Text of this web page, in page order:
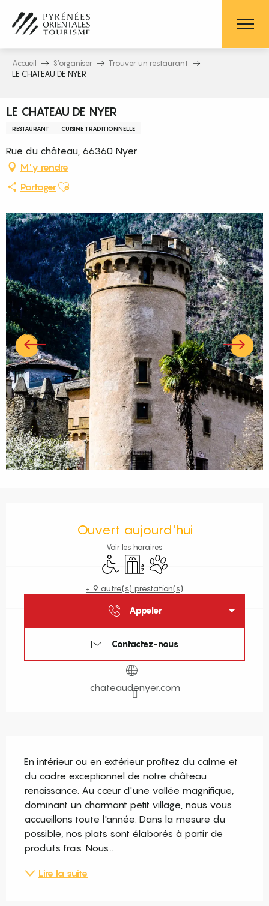
contenu
principal
Accueil S’organiser
Trouver un restaurant
LE CHATEAU DE NYER
LE CHATEAU DE NYER
RESTAURANT CUISINE TRADITIONNELLE
Rue du château, 66360 Nyer
M'y rendre
PartagerAjouter aux favoris
Ouvert aujourd'hui
Voir les horaires
Accès handicapés
AscenseurAnimaux acceptés
+ 9 autre(s) prestation(s)
Appeler
Contactez-nous
chateaudenyer.com
En intérieur ou en extérieur profitez du calme et
du cadre exceptionnel de notre château
renaissance. Au cœur d'une vallée magnifique,
dominant un charmant petit village, nous vous
accueillons toute l'année. Dans la mesure du
possible, nos plats sont élaborés à partir de
produits frais. Nous...
Lire la suite